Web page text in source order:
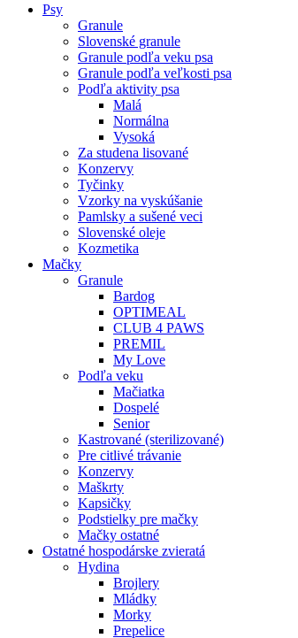
Psy
Granule
Slovenské granule
Granule podľa veku psa
Granule podľa veľkosti psa
Podľa aktivity psa
Malá
Normálna
Vysoká
Za studena lisované
Konzervy
Tyčinky
Vzorky na vyskúšanie
Pamlsky a sušené veci
Slovenské oleje
Kozmetika
Mačky
Granule
Bardog
OPTIMEAL
CLUB 4 PAWS
PREMIL
My Love
Podľa veku
Mačiatka
Dospelé
Senior
Kastrované (sterilizované)
Pre citlivé trávanie
Konzervy
Maškrty
Kapsičky
Podstielky pre mačky
Mačky ostatné
Ostatné hospodárske zvieratá
Hydina
Brojlery
Mládky
Morky
Prepelice